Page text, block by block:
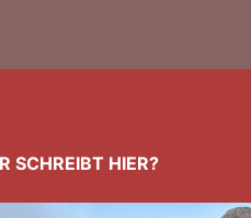
SCHREIBT HIER?